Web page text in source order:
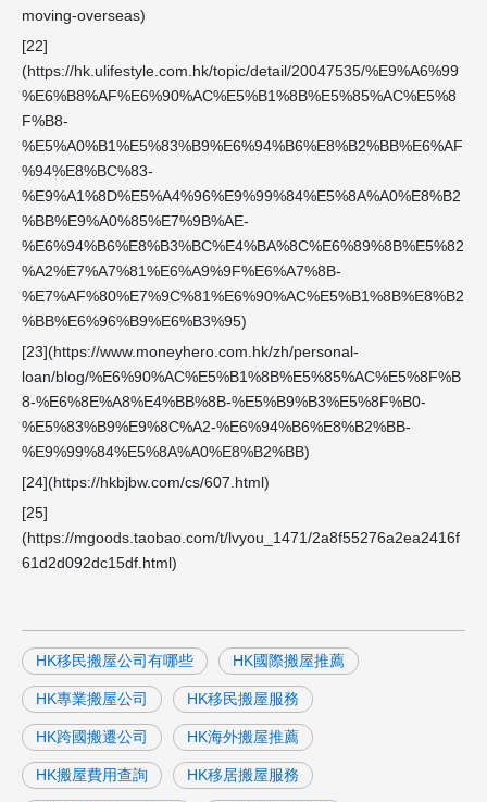
moving-overseas)
[22]
(https://hk.ulifestyle.com.hk/topic/detail/20047535/%E9%A6%99
%E6%B8%AF%E6%90%AC%E5%B1%8B%E5%85%AC%E5%8
F%B8-
%E5%A0%B1%E5%83%B9%E6%94%B6%E8%B2%BB%E6%AF
%94%E8%BC%83-
%E9%A1%8D%E5%A4%96%E9%99%84%E5%8A%A0%E8%B2
%BB%E9%A0%85%E7%9B%AE-
%E6%94%B6%E8%B3%BC%E4%BA%8C%E6%89%8B%E5%82
%A2%E7%A7%81%E6%A9%9F%E6%A7%8B-
%E7%AF%80%E7%9C%81%E6%90%AC%E5%B1%8B%E8%B2
%BB%E6%96%B9%E6%B3%95)
[23](https://www.moneyhero.com.hk/zh/personal-
loan/blog/%E6%90%AC%E5%B1%8B%E5%85%AC%E5%8F%B
8-%E6%8E%A8%E4%BB%8B-%E5%B9%B3%E5%8F%B0-
%E5%83%B9%E9%8C%A2-%E6%94%B6%E8%B2%BB-
%E9%99%84%E5%8A%A0%E8%B2%BB)
[24](https://hkbjbw.com/cs/607.html)
[25]
(https://mgoods.taobao.com/t/lvyou_1471/2a8f55276a2ea2416f
61d2d092dc15df.html)
HK移民搬屋公司有哪些 HK國際搬屋推薦
HK專業搬屋公司 HK移民搬屋服務
HK跨國搬遷公司 HK海外搬屋推薦
HK搬屋費用查詢 HK移居搬屋服務